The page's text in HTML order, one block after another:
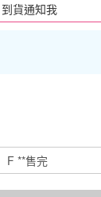
貨通知我
F **售完